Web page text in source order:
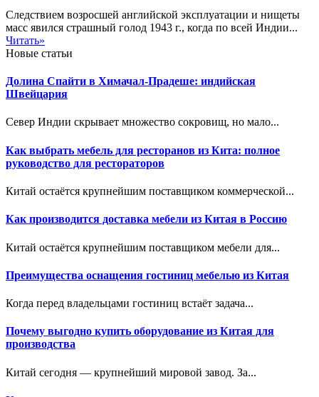
Следствием возросшей английской эксплуатации и нищеты
масс явился страшный голод 1943 г., когда по всей Индии...
Читать»
Новые статьи
Долина Спайти в Химачал-Прадеше: индийская
Швейцария
Север Индии скрывает множество сокровищ, но мало...
Как выбрать мебель для ресторанов из Кита: полное
руководство для рестораторов
Китай остаётся крупнейшим поставщиком коммерческой...
Как производится доставка мебели из Китая в Россию
Китай остаётся крупнейшим поставщиком мебели для...
Преимущества оснащения гостиниц мебелью из Китая
Когда перед владельцами гостиниц встаёт задача...
Почему выгодно купить оборудование из Китая для
производства
Китай сегодня — крупнейший мировой завод. За...